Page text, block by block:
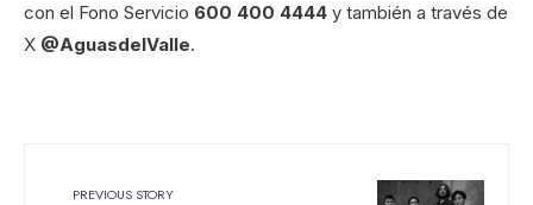
con el Fono Servicio 600 400 4444 y también a través de
X @AguasdelValle.
PREVIOUS STORY